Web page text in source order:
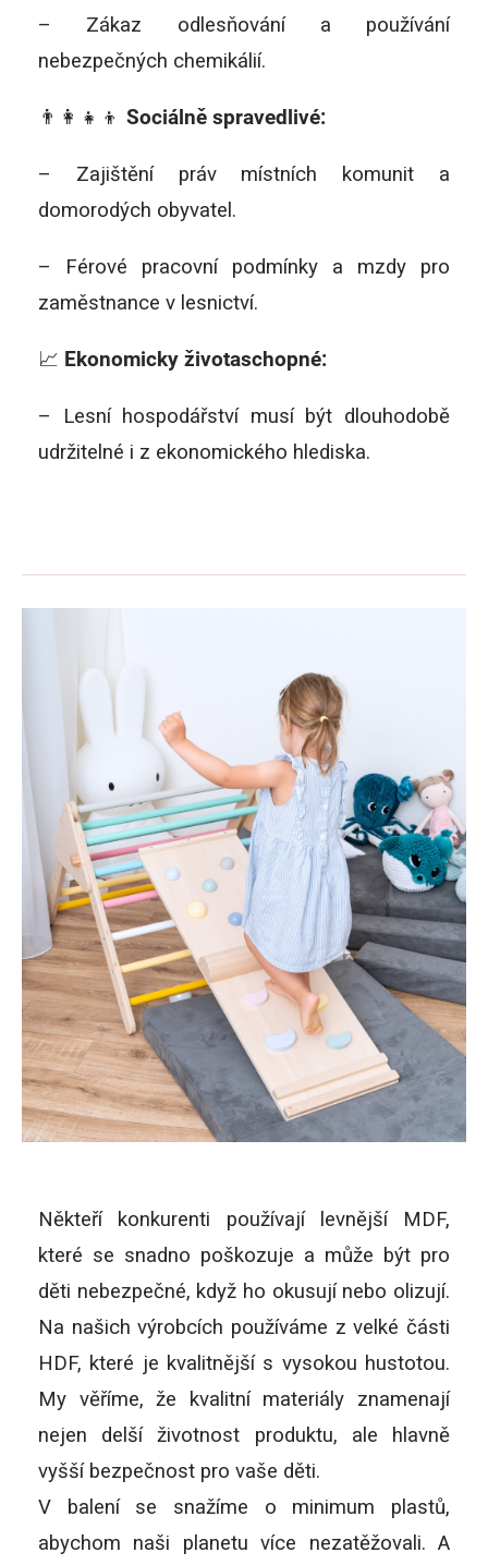
– Zákaz odlesňování a používání
nebezpečných chemikálií.
👨‍👩‍👧‍👦 Sociálně spravedlivé:
– Zajištění práv místních komunit a
domorodých obyvatel.
– Férové pracovní podmínky a mzdy pro
zaměstnance v lesnictví.
📈 Ekonomicky životaschopné:
– Lesní hospodářství musí být dlouhodobě
udržitelné i z ekonomického hlediska.
Někteří konkurenti používají levnější MDF,
které se snadno poškozuje a může být pro
děti nebezpečné, když ho okusují nebo olizují.
Na našich výrobcích používáme z velké části
HDF, které je kvalitnější s vysokou hustotou.
My věříme, že kvalitní materiály znamenají
nejen delší životnost produktu, ale hlavně
vyšší bezpečnost pro vaše děti.
V balení se snažíme o minimum plastů,
abychom naši planetu více nezatěžovali. A